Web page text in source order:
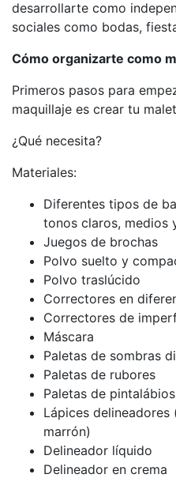
desarrollarte como
sociales como bodas,
Cómo organizarte como
Primeros pasos para
maquillaje es crear tu
¿Qué necesita?
Materiales:
Diferentes tipos de
tonos claros, medios
Juegos de brochas
Polvo suelto y
Polvo traslúcido
Correctores en
Correctores de
Máscara
Paletas de sombras
Paletas de rubores
Paletas de pintalábios
Lápices
marrón)
Delineador líquido
Delineador en crema